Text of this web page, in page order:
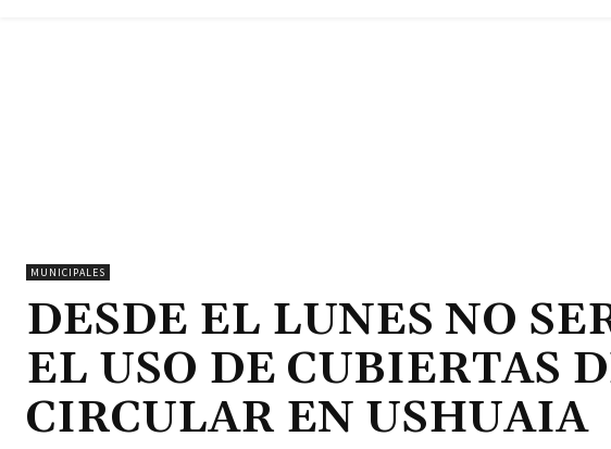
MUNICIPALES
DESDE EL LUNES NO
EL USO DE CUBIERTAS
CIRCULAR EN USHUAIA